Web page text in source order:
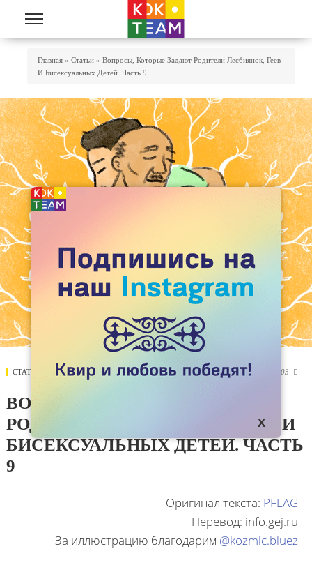
Перейти к основному содержанию
Главная » Статьи » Вопросы, Которые Задают Родители Лесбиянок, Геев
И Бисексуальных Детей. Часть 9
СТАТЬИ 23 ФЕВРАЛЯ 2021 2303 
ВОПРОСЫ, КОТОРЫЕ ЗАДАЮТ
РОДИТЕЛИ ЛЕСБИЯНОК, ГЕЕВ И
БИСЕКСУАЛЬНЫХ ДЕТЕЙ. ЧАСТЬ
9
Оригинал текста: PFLAG
Перевод: info.gej.ru
За иллюстрацию благодарим @kozmic.bluez